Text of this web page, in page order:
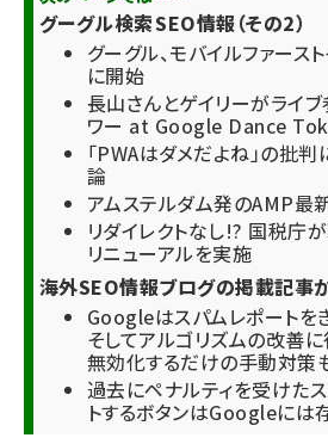
グーグル検索 SEO情報（その2）
グーグル、モバイルファース
に開始
長山さんとゲイリーがライ
ワー at Google Dance
「PWAはダメだよね」の批
論
アムステルダム発のAMP最
リダイレクトなし!? 国税庁
リニューアルを実施
海外SEO情報ブログの掲載記事
Googleはスパムレポートを
そしてアルゴリズムの改善に
無効化するだけの手動対策
過去にペナルティを受けた
トするボタンはGoogleには